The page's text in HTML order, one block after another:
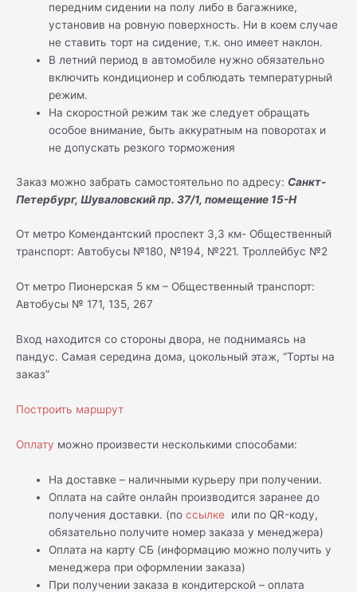
передним сидении на полу либо в багажнике,
установив на ровную поверхность. Ни в коем случае
не ставить торт на сидение, т.к. оно имеет наклон.
В летний период в автомобиле нужно обязательно
включить кондиционер и соблюдать температурный
режим.
На скоростной режим так же следует обращать
особое внимание, быть аккуратным на поворотах и
не допускать резкого торможения
Заказ можно забрать самостоятельно по адресу: Санкт-
Петербург, Шуваловский пр. 37/1, помещение 15-Н
От метро Комендантский проспект 3,3 км- Общественный
транспорт: Автобусы №180, №194, №221. Троллейбус №2
От метро Пионерская 5 км – Общественный транспорт:
Автобусы № 171, 135, 267
Вход находится со стороны двора, не поднимаясь на
пандус. Самая середина дома, цокольный этаж, “Торты на
заказ”
Построить маршрут
Оплату можно произвести несколькими способами:
На доставке – наличными курьеру при получении.
Оплата на сайте онлайн производится заранее до
получения доставки. (поссылке или по QR-коду,
обязательно получите номер заказа у менеджера)
Оплата на карту СБ (информацию можно получить у
менеджера при оформлении заказа)
При получении заказа в кондитерской – оплата